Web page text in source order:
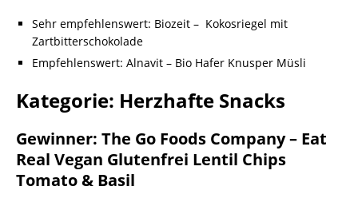
Sehr empfehlenswert: Biozeit – Kokosriegel mit
Zartbitterschokolade
Empfehlenswert: Alnavit – Bio Hafer Knusper Müsli
Kategorie: Herzhafte Snacks
Gewinner: The Go Foods Company – Eat
Real Vegan Glutenfrei Lentil Chips
Tomato & Basil